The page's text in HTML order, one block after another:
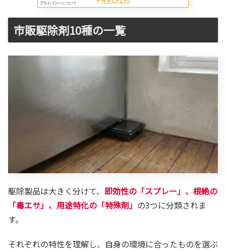
市販駆除剤10種の一覧
駆除製品は大きく分けて、 即効性の「スプレー」、根絶の
「毒エサ」、用途特化の「特殊剤」 の3つに分類されま
す。
それぞれの特性を理解し、自身の環境に合ったものを選ぶ